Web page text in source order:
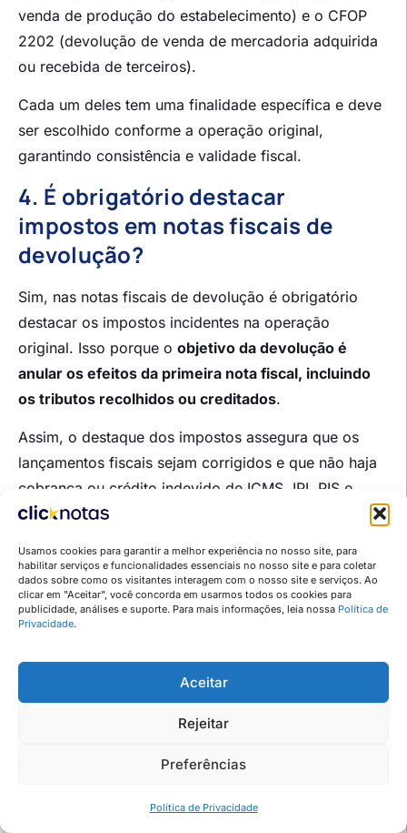
Usamos cookies para garantir a melhor experiência no nosso site, para
habilitar serviços e funcionalidades essenciais no nosso site e para coletar
dados sobre como os visitantes interagem com o nosso site e serviços. Ao
clicar em "Aceitar", você concorda em usarmos todos os cookies para
publicidade, análises e suporte. Para mais informações, leia nossa Política de
Privacidade.
Aceitar
Rejeitar
Preferências
Política de Privacidade
venda de produção do estabelecimento) e o CFOP
2202 (devolução de venda de mercadoria adquirida
ou recebida de terceiros).
Cada um deles tem uma finalidade específica e deve
ser escolhido conforme a operação original,
garantindo consistência e validade fiscal.
4. É obrigatório destacar
impostos em notas fiscais de
devolução?
Sim, nas notas fiscais de devolução é obrigatório
destacar os impostos incidentes na operação
original. Isso porque o objetivo da devolução é
anular os efeitos da primeira nota fiscal, incluindo
os tributos recolhidos ou creditados.
Assim, o destaque dos impostos assegura que os
lançamentos fiscais sejam corrigidos e que não haja
cobrança ou crédito indevido de ICMS, IPI, PIS e
COFINS, conforme aplicável. A ausência desse
autuações fiscais.
5. Como escolher o CFOP correto
em uma devolução?
A escolha do CFOP correto depende diretamente da
análise da operação original.
uma compra ou venda, se foi destinada à
estabelecimento, além de avaliar se a operação é